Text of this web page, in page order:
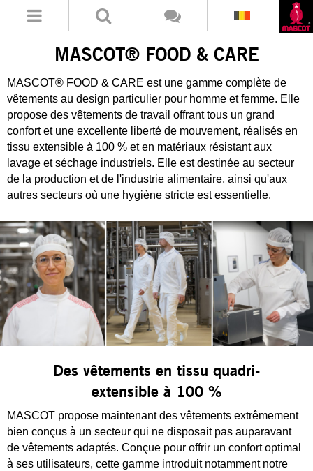
MASCOT® FOOD & CARE
MASCOT® FOOD & CARE est une gamme complète de
vêtements au design particulier pour homme et femme. Elle
propose des vêtements de travail offrant tous un grand
confort et une excellente liberté de mouvement, réalisés en
tissu extensible à 100 % et en matériaux résistant aux
lavage et séchage industriels. Elle est destinée au secteur
de la production et de l'industrie alimentaire, ainsi qu'aux
autres secteurs où une hygiène stricte est essentielle.
Des vêtements en tissu quadri-
extensible à 100 %
MASCOT propose maintenant des vêtements extrêmement
bien conçus à un secteur qui ne disposait pas auparavant
de vêtements adaptés. Conçue pour offrir un confort optimal
à ses utilisateurs, cette gamme introduit notamment notre